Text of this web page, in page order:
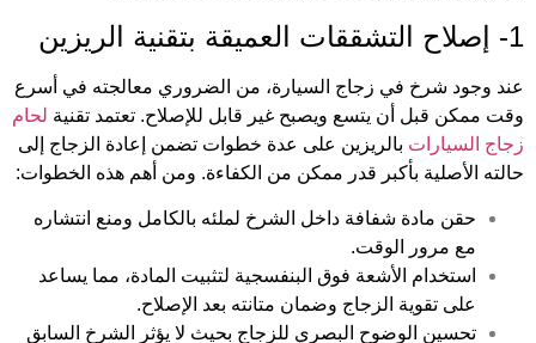
1- إصلاح التشققات العميقة بتقنية الريزين
عند وجود شرخ في زجاج السيارة، من الضروري معالجته في أسرع
وقت ممكن قبل أن يتسع ويصبح غير قابل للإصلاح. تعتمد تقنية لحام
زجاج السيارات بالريزين على عدة خطوات تضمن إعادة الزجاج إلى
حالته الأصلية بأكبر قدر ممكن من الكفاءة. ومن أهم هذه الخطوات:
حقن مادة شفافة داخل الشرخ لملئه بالكامل ومنع انتشاره
مع مرور الوقت.
استخدام الأشعة فوق البنفسجية لتثبيت المادة، مما يساعد
على تقوية الزجاج وضمان متانته بعد الإصلاح.
تحسين الوضوح البصري للزجاج بحيث لا يؤثر الشرخ السابق